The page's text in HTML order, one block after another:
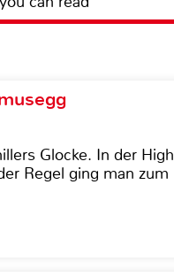
Glocke. In der High
Regel ging man zum